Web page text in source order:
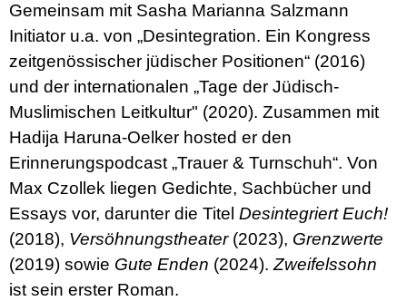
Gemeinsam mit Sasha Marianna Salzmann
Initiator u.a. von „Desintegration. Ein Kongress
zeitgenössischer jüdischer Positionen“ (2016)
und der internationalen „Tage der Jüdisch-
Muslimischen Leitkultur" (2020). Zusammen mit
Hadija Haruna-Oelker hosted er den
Erinnerungspodcast „Trauer & Turnschuh“. Von
Max Czollek liegen Gedichte, Sachbücher und
Essays vor, darunter die Titel Desintegriert Euch!
(2018), Versöhnungstheater(2023), Grenzwerte
(2019) sowie Gute Enden (2024).Zweifelssohn
ist sein erster Roman.